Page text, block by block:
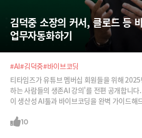
김덕중 소장의 커서, 클로드 등
업무자동화하기
#AI#김덕중#바이브코딩
티타임즈가 유튜브 멤버십 회원들을 위해
하는 사람들의 생존AI 강의'를 전편 공개합니
이 생산성 AI툴과 바이브코딩을 완벽 가이드해
다. 2편에는 총 20강중 11~20강 내용을 담았습
10